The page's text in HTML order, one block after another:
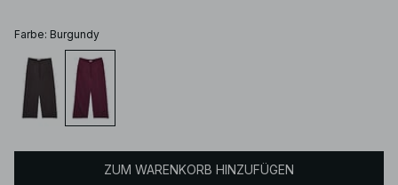
Farbe: Burgundy
ZUM WARENKORB HINZUFÜGEN